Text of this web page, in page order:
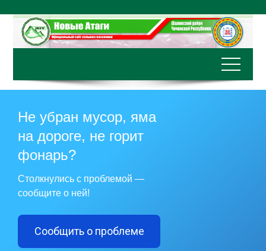
содержимому
Не убран мусор, яма
на дороге, не горит
фонарь?
Столкнулись с проблемой —
сообщите о ней!
Сообщить о проблеме